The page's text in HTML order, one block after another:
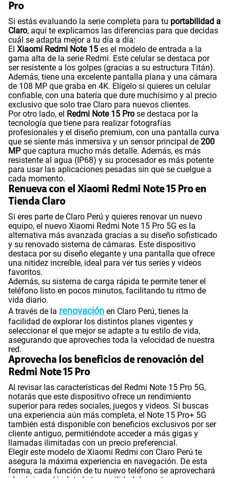
Pro
Si estás evaluando la serie completa para tu portabilidad a
Claro, aquí te explicamos las diferencias para que decidas
cuál se adapta mejor a tu día a día:
El Xiaomi Redmi Note 15 es el modelo de entrada a la
gama alta de la serie Redmi. Este celular se destaca por
ser resistente a los golpes (gracias a su estructura Titán).
Además, tiene una excelente pantalla plana y una cámara
de 108 MP que graba en 4K. Elígelo si quieres un celular
confiable, con una batería que dure muchísimo y al precio
exclusivo que solo trae Claro para nuevos clientes.
Por otro lado, el Redmi Note 15 Pro se destaca por la
tecnología que tiene para realizar fotografías
profesionales y el diseño premium, con una pantalla curva
que se siente más inmersiva y un sensor principal de 200
MPque captura mucho más detalle. Además, es más
resistente al agua (IP68) y su procesador es más potente
para usar las aplicaciones pesadas sin que se cuelgue a
cada momento.
Renueva con el Xiaomi Redmi Note 15 Pro en
Tienda Claro
Si eres parte de Claro Perú y quieres renovar un nuevo
equipo, el nuevo Xiaomi Redmi Note 15 Pro 5G es la
alternativa más avanzada gracias a su diseño sofisticado
y su renovado sistema de cámaras. Este dispositivo
destaca por su diseño elegante y una pantalla que ofrece
una nitidez increíble, ideal para ver tus series y videos
favoritos.
Además, su sistema de carga rápida te permite tener el
teléfono listo en pocos minutos, facilitando tu ritmo de
vida diario.
A través de la renovación en Claro Perú, tienes la
facilidad de explorar los distintos planes vigentes y
seleccionar el que mejor se adapte a tu estilo de vida,
asegurando que aproveches toda la velocidad de nuestra
red.
Aprovecha los beneficios de renovación del
Redmi Note 15 Pro
Al revisar las características del Redmi Note 15 Pro 5G,
notarás que este dispositivo ofrece un rendimiento
superior para redes sociales, juegos y videos. Si buscas
una experiencia aún más completa, el Note 15 Pro+ 5G
también está disponible con beneficios exclusivos por ser
cliente antiguo, permitiéndote acceder a más gigas y
llamadas ilimitadas con un precio preferencial.
Elegir este modelo de Xiaomi Redmi con Claro Perú te
asegura la máxima experiencia en navegación. De esta
forma, cada función de tu nuevo teléfono se aprovechará